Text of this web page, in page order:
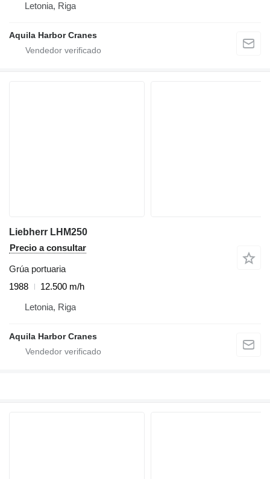
Letonia, Riga
Aquila Harbor Cranes
Liebherr LHM250
Precio a consultar
Grúa portuaria
1988
12.500 m/h
Letonia, Riga
Aquila Harbor Cranes